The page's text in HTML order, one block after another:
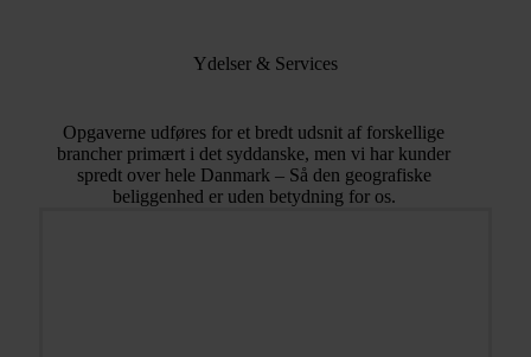
Ydelser & Services
Opgaverne udføres for et bredt udsnit af forskellige
brancher primært i det syddanske, men vi har kunder
spredt over hele Danmark – Så den geografiske
beliggenhed er uden betydning for os.